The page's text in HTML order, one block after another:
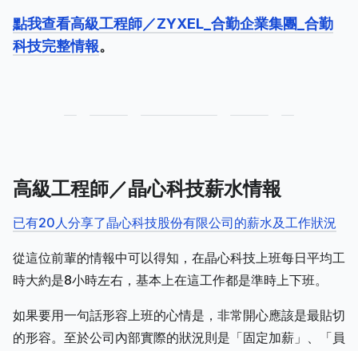
點我查看高級工程師／ZYXEL_合勤企業集團_合勤
科技完整情報。
高級工程師／晶心科技薪水情報
已有20人分享了晶心科技股份有限公司的薪水及工作狀況
從這位前輩的情報中可以得知，在晶心科技上班每日平均工
時大約是8小時左右，基本上在這工作都是準時上下班。
如果要用一句話形容上班的心情是，非常開心應該是最貼切
的形容。至於公司內部實際的狀況則是「固定加薪」、「員